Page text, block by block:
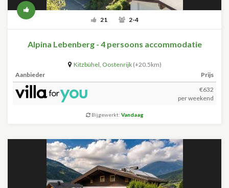
21 2-4
Alpina Lebenberg - 4 persoons accommodatie
Kitzbühel, Oostenrijk (+20.5km)
Aanbieder
Prijs
€632
per weekend
Bijgewerkt: Vandaag